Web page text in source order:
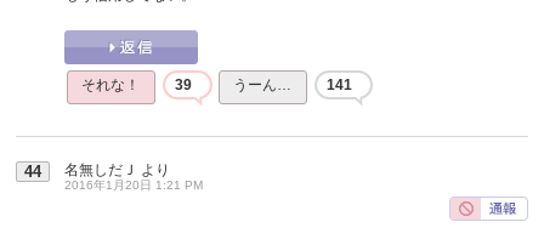
それな！ 39 うーん… 141
44 名無しだＪ より
2016年1月20日 1:21 PM